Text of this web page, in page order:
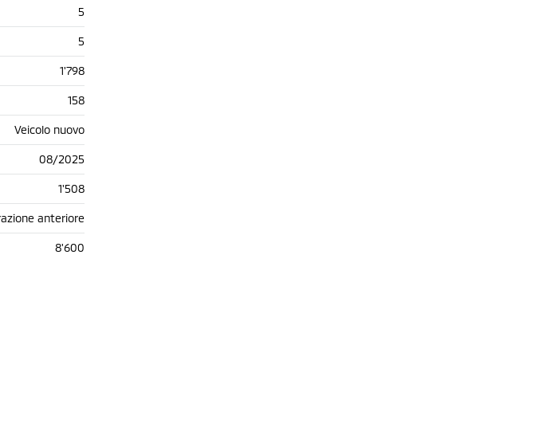
5
5
1'798
158
Veicolo nuovo
08/2025
1'508
anteriore
8'600